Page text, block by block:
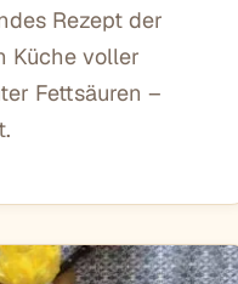
Rezept der
Küche voller
Fettsäuren –